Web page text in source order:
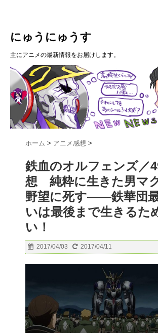
にゅうにゅうす
主にアニメの最新情報をお届けします。
ホーム > アニメ感想 >
鉄血のオルフェンズ／
想 純粋に生きた男マ
野望に死す――鉄華団
いは最後まで生きるた
い！
2017/04/03 2017/04/11